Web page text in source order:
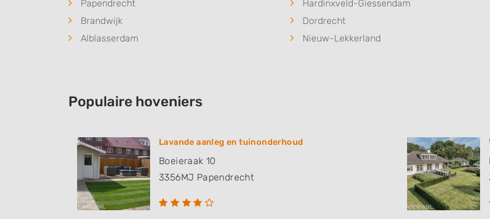
Papendrecht
Hardinxveld-Giessendam
Brandwijk
Dordrecht
Alblasserdam
Nieuw-Lekkerland
Populaire hoveniers
Lavande aanleg en tuinonderhoud
Boeieraak 10
3356MJ Papendrecht